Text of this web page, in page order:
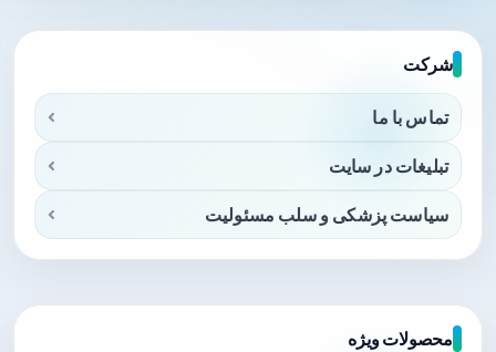
شرکت
تماس با ما
تبلیغات در سایت
سیاست پزشکی و سلب مسئولیت
محصولات ویژه